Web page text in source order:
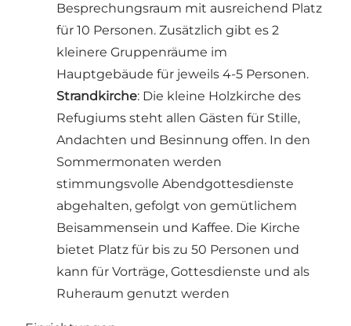
Besprechungsraum mit ausreichend Platz
für 10 Personen. Zusätzlich gibt es 2
kleinere Gruppenräume im
Hauptgebäude für jeweils 4-5 Personen.
Strandkirche: Die kleine Holzkirche des
Refugiums steht allen Gästen für Stille,
Andachten und Besinnung offen. In den
Sommermonaten werden
stimmungsvolle Abendgottesdienste
abgehalten, gefolgt von gemütlichem
Beisammensein und Kaffee. Die Kirche
bietet Platz für bis zu 50 Personen und
kann für Vorträge, Gottesdienste und als
Ruheraum genutzt werden